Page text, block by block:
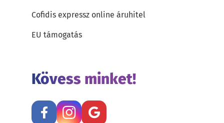
Cofidis expressz online áruhitel
EU támogatás
Kövess minket!